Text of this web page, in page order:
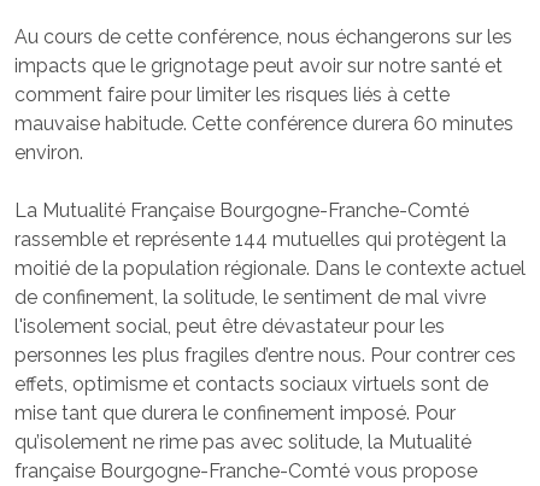
Au cours de cette conférence, nous échangerons sur les
impacts que le grignotage peut avoir sur notre santé et
comment faire pour limiter les risques liés à cette
mauvaise habitude. Cette conférence durera 60 minutes
environ.
La Mutualité Française Bourgogne-Franche-Comté
rassemble et représente 144 mutuelles qui protègent la
moitié de la population régionale. Dans le contexte actuel
de confinement, la solitude, le sentiment de mal vivre
l'isolement social, peut être dévastateur pour les
personnes les plus fragiles d’entre nous. Pour contrer ces
effets, optimisme et contacts sociaux virtuels sont de
mise tant que durera le confinement imposé. Pour
qu’isolement ne rime pas avec solitude, la Mutualité
française Bourgogne-Franche-Comté vous propose